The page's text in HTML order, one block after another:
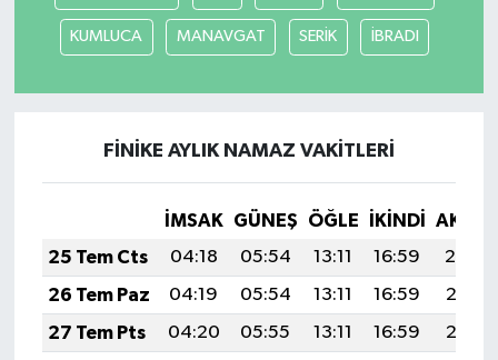
KUMLUCA MANAVGAT SERİK İBRADI
FİNİKE AYLIK NAMAZ VAKITLERI
İMSAK GÜNEŞ ÖĞLE İKINDI
25 Tem Cts
04:18 05:54 13:11 16:59
20:19
26 Tem Paz
04:19 05:54 13:11 16:59
20:18
27 Tem Pts
04:20 05:55 13:11 16:59
20:17